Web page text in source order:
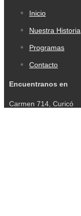
Inicio
Nuestra Historia
Programas
Contacto
Encuentranos en
Carmen 714, Curicó